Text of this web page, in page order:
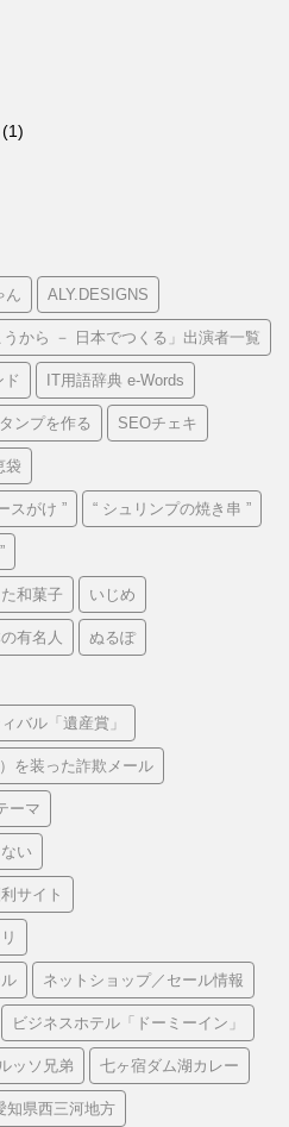
(1)
ん ALY.DESIGNS
から － 日本でつくる」出演者一覧
ド IT用語辞典 e-Words
ンプを作る SEOチェキ
袋
スがけ ” “ シュリンプの焼き串 ”
和菓子 いじめ
有名人 ぬるぽ
バル「遺産賞」
を装った詐欺メール
ーマ
い
サイト
ネットショップ／セール情報
ビジネスホテル「ドーミーイン」
ルッソ兄弟 七ヶ宿ダム湖カレー
知県西三河地方